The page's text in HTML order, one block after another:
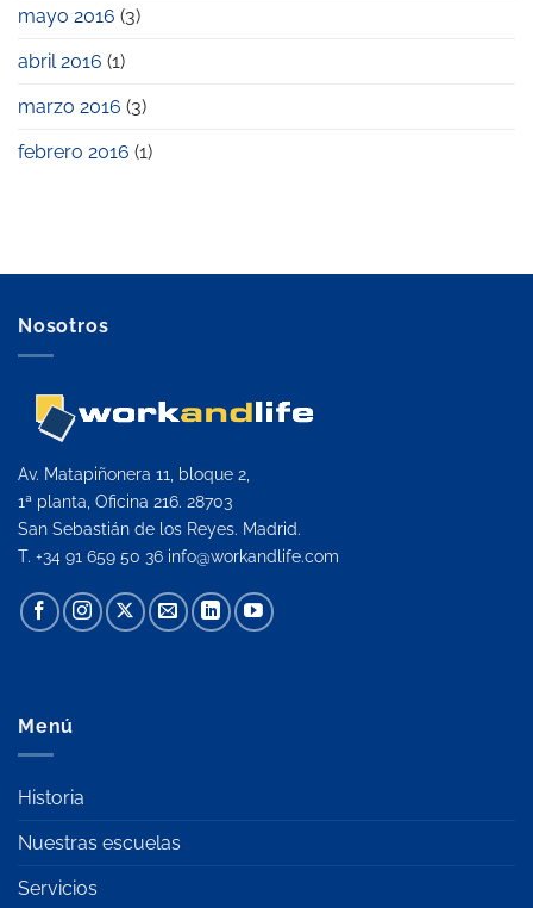
mayo 2016 (3)
abril 2016 (1)
marzo 2016 (3)
febrero 2016 (1)
Nosotros
Av. Matapiñonera 11, bloque 2,
1ª planta, Oficina 216. 28703
San Sebastián de los Reyes. Madrid.
T. +34 91 659 50 36 info@workandlife.com
Menú
Historia
Nuestras escuelas
Servicios